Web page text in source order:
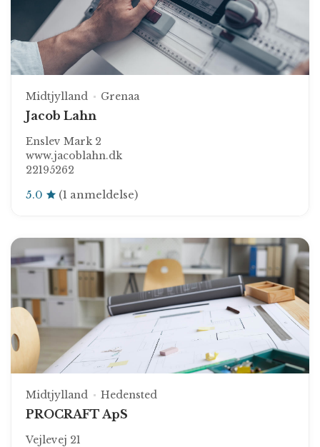
Midtjylland Grenaa
Jacob Lahn
Enslev Mark 2
www.jacoblahn.dk
22195262
5.0 (1 anmeldelse)
Midtjylland Hedensted
PROCRAFT ApS
Vejlevej 21